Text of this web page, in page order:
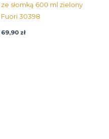
ze słomką 600 ml zielony
Fuori 30398
69,90 zł